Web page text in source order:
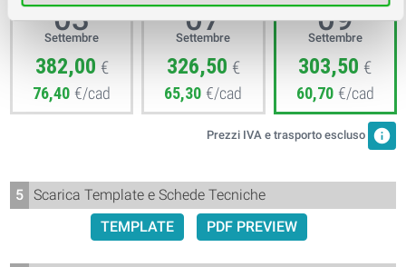
03
Settembre
382,00 €
76,40 €/cad
07
Settembre
326,50 €
65,30 €/cad
09
Settembre
303,50 €
60,70 €/cad
Prezzi IVA e trasporto escluso info
5 Scarica Template e Schede Tecniche
TEMPLATE
PDF PREVIEW